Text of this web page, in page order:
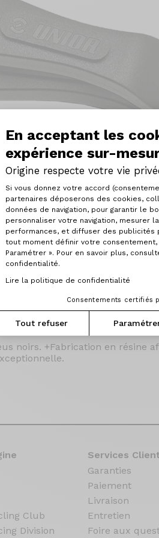
En acceptant les
expérience sur-
Origine respecte votre vie
Plateforme de
Si vous donnez votre accord
partenaires déposerons des cookies,
données de navigation, pour garantir le
personnaliser votre navigation, mesurer
performances, et diffuser des publicités
tout moment définir votre
Paramétrer ». Pour en savoir plus,
confidentialité.
Lire la politique de confidentialité
Consentements certifiés
Tout refuser
Axeptio
noirs. +Fabrication en résine
Club
Division
Services
Garanties
Paiement
Livraison
Entretien
Foire aux